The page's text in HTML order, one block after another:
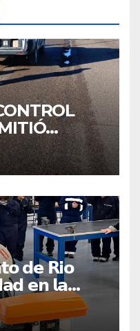
HOMBRE
𝗱𝗲 𝗥𝗶𝗼
𝗲𝗻 𝗹𝗮
𝗲𝗹 𝗶𝗻𝗶𝗰𝗶𝗼